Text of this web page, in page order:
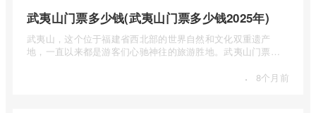
武夷山门票多少钱(武夷山门票多少钱2025年)
武夷山，这个位于福建省西北部的世界自然和文化双重遗产
地，一直以来都是游客们心驰神往的旅游胜地。武夷山门票多
· 8个月前